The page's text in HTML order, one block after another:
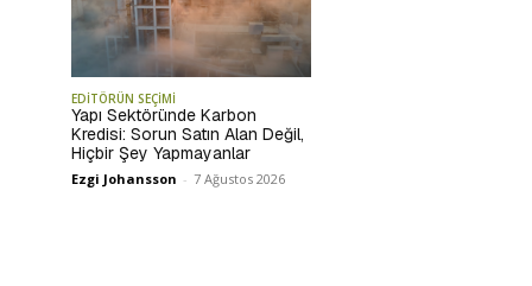
EDİTÖRÜN SEÇİMİ
Yapı Sektöründe Karbon
Kredisi: Sorun Satın Alan Değil,
Hiçbir Şey Yapmayanlar
Ezgi Johansson - 7 Ağustos 2026